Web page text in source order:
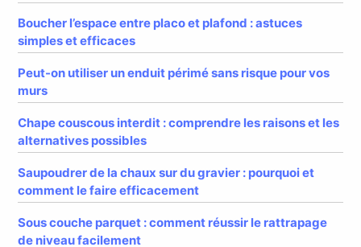
Boucher l’espace entre placo et plafond : astuces
simples et efficaces
Peut-on utiliser un enduit périmé sans risque pour vos
murs
Chape couscous interdit : comprendre les raisons et les
alternatives possibles
Saupoudrer de la chaux sur du gravier : pourquoi et
comment le faire efficacement
Sous couche parquet : comment réussir le rattrapage
de niveau facilement